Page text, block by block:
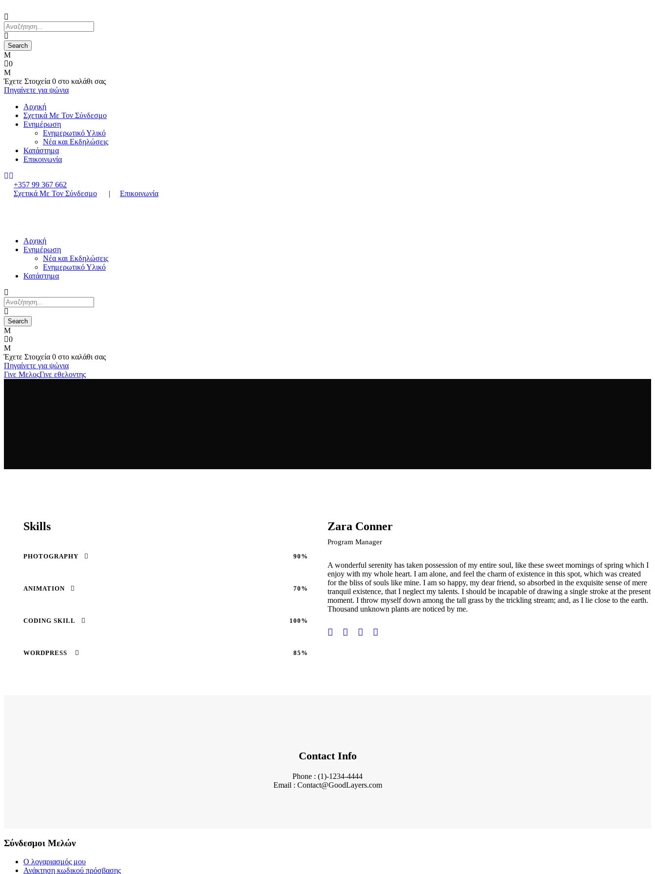
0
Έχετε Στοιχεία 0 στο καλάθι σας
Πηγαίνετε για ψώνια
Αρχική
Σχετικά Με Τον Σύνδεσμο
Ενημέρωση
Ενημερωτικό Υλικό
Νέα και Εκδηλώσεις
Κατάστημα
Επικοινωνία
+357 99 367 662
Σχετικά Με Τον Σύνδεσμο
| Επικοινωνία
Αρχική
Ενημέρωση
Νέα και Εκδηλώσεις
Ενημερωτικό Υλικό
Κατάστημα
0
Έχετε Στοιχεία 0 στο καλάθι σας
Πηγαίνετε για ψώνια
Γινε ΜελοςΓινε εθελοντης
Skills
PHOTOGRAPHY 90%
ANIMATION 70%
CODING SKILL 100%
WORDPRESS 85%
Zara Conner
Program Manager
A wonderful serenity has taken possession of my entire soul, like these sweet mornings of spring which I
enjoy with my whole heart. I am alone, and feel the charm of existence in this spot, which was created
for the bliss of souls like mine. I am so happy, my dear friend, so absorbed in the exquisite sense of mere
tranquil existence, that I neglect my talents. I should be incapable of drawing a single stroke at the present
moment. I throw myself down among the tall grass by the trickling stream; and, as I lie close to the earth.
Thousand unknown plants are noticed by me.
Contact Info
Phone : (1)-1234-4444
Email : Contact@GoodLayers.com
Σύνδεσμοι Μελών
Ο λογαριασμός μου
Ανάκτηση κωδικού πρόσβασης